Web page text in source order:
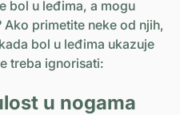
bol u leđima, a mogu
primetite neke od njih,
bol u leđima ukazuje
treba ignorisati:
u nogama